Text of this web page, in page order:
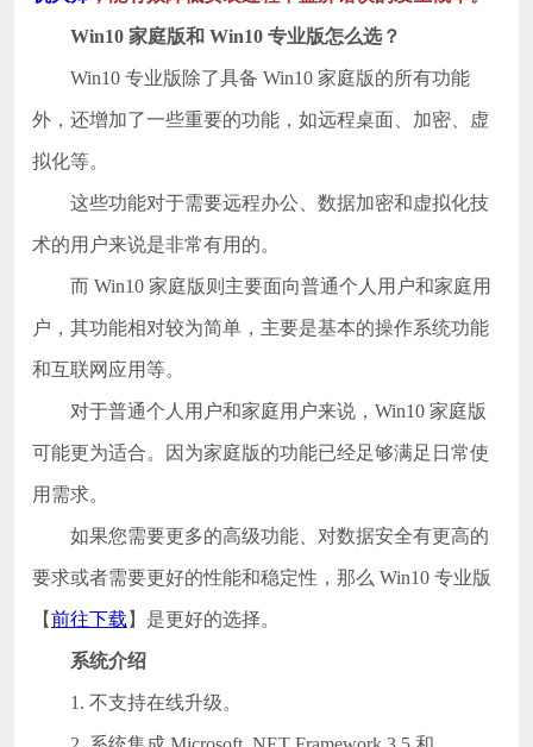
Win10 家庭版和 Win10 专业版怎么选？
Win10 专业版除了具备 Win10 家庭版的所有功能
外，还增加了一些重要的功能，如远程桌面、加密、虚
拟化等。
这些功能对于需要远程办公、数据加密和虚拟化技
术的用户来说是非常有用的。
而 Win10 家庭版则主要面向普通个人用户和家庭用
户，其功能相对较为简单，主要是基本的操作系统功能
和互联网应用等。
对于普通个人用户和家庭用户来说，Win10 家庭版
可能更为适合。因为家庭版的功能已经足够满足日常使
用需求。
如果您需要更多的高级功能、对数据安全有更高的
要求或者需要更好的性能和稳定性，那么 Win10 专业版
【前往下载】是更好的选择。
系统介绍
1. 不支持在线升级。